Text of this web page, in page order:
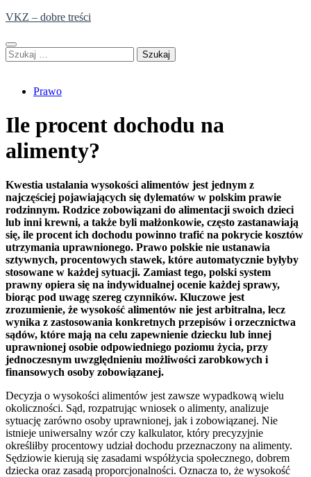
Skip
content
VKZ – dobre treści
Szukaj:
Prawo
Ile procent dochodu na
alimenty?
Kwestia ustalania wysokości alimentów jest jednym z
najczęściej pojawiających się dylematów w polskim prawie
rodzinnym. Rodzice zobowiązani do alimentacji swoich dzieci
lub inni krewni, a także byli małżonkowie, często zastanawiają
się, ile procent ich dochodu powinno trafić na pokrycie kosztów
utrzymania uprawnionego. Prawo polskie nie ustanawia
sztywnych, procentowych stawek, które automatycznie byłyby
stosowane w każdej sytuacji. Zamiast tego, polski system
prawny opiera się na indywidualnej ocenie każdej sprawy,
biorąc pod uwagę szereg czynników. Kluczowe jest
zrozumienie, że wysokość alimentów nie jest arbitralna, lecz
wynika z zastosowania konkretnych przepisów i orzecznictwa
sądów, które mają na celu zapewnienie dziecku lub innej
uprawnionej osobie odpowiedniego poziomu życia, przy
jednoczesnym uwzględnieniu możliwości zarobkowych i
finansowych osoby zobowiązanej.
Decyzja o wysokości alimentów jest zawsze wypadkową wielu
okoliczności. Sąd, rozpatrując wniosek o alimenty, analizuje
sytuację zarówno osoby uprawnionej, jak i zobowiązanej. Nie
istnieje uniwersalny wzór czy kalkulator, który precyzyjnie
określiłby procentowy udział dochodu przeznaczony na alimenty.
Sędziowie kierują się zasadami współżycia społecznego, dobrem
dziecka oraz zasadą proporcjonalności. Oznacza to, że wysokość